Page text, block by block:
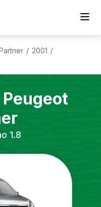
/ 2001 /
Peugeot
1.8